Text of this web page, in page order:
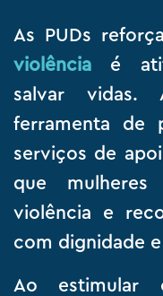
As PUDs
violência é
salvar vidas.
ferramenta de
serviços de
que mulheres
violência e
com dignidade
Ao estimular